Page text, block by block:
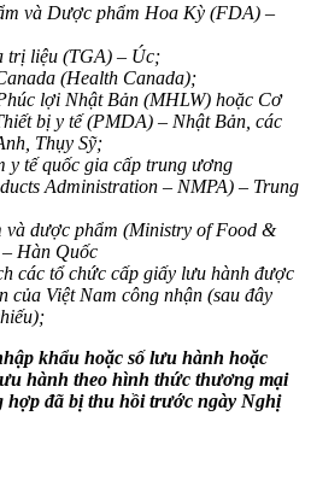
và Dược phẩm Hoa Kỳ (FDA) –
trị liệu (TGA) – Úc;
(Health Canada);
lợi Nhật Bản (MHLW) hoặc Cơ
bị y tế (PMDA) – Nhật Bản, các
Thụy Sỹ;
y tế quốc gia cấp trung ương
Administration – NMPA) – Trung
và dược phẩm (Ministry of Food &
Hàn Quốc
các tổ chức cấp giấy lưu hành được
của Việt Nam công nhận (sau đây
khẩu hoặc số lưu hành hoặc
hành theo hình thức thương mại
hợp đã bị thu hồi trước ngày Nghị